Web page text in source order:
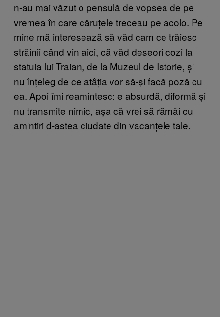
n-au mai văzut o pensulă de vopsea de pe
vremea în care căruțele treceau pe acolo. Pe
mine mă interesează să văd cam ce trăiesc
străinii când vin aici, că văd deseori cozi la
statuia lui Traian, de la Muzeul de Istorie, și
nu înțeleg de ce atâția vor să-și facă poză cu
ea. Apoi îmi reamintesc: e absurdă, diformă și
nu transmite nimic, așa că vrei să rămâi cu
amintiri d-astea ciudate din vacanțele tale.